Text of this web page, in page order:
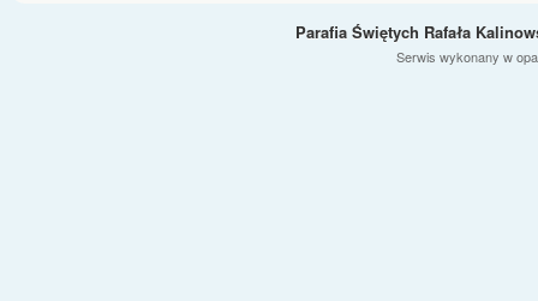
Parafia Świętych Rafała
Serwis wykonany w